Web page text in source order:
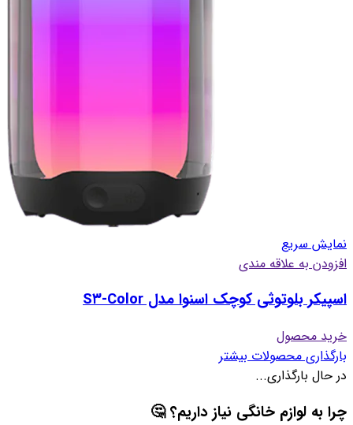
نمایش سریع
افزودن به علاقه مندی
اسپیکر بلوتوثی کوچک اسنوا مدل S۳-Color
خرید محصول
بارگذاری محصولات بیشتر
در حال بارگذاری...
چرا به لوازم خانگی نیاز داریم؟ 🤔